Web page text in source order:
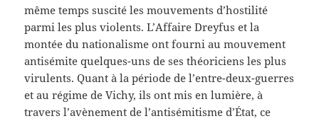
même temps suscité les mouvements d’hostilité
parmi les plus violents. L’Affaire Dreyfus et la
montée du nationalisme ont fourni au mouvement
antisémite quelques-uns de ses théoriciens les plus
virulents. Quant à la période de l’entre-deux-guerres
et au régime de Vichy, ils ont mis en lumière, à
travers l’avènement de l’antisémitisme d’État, ce